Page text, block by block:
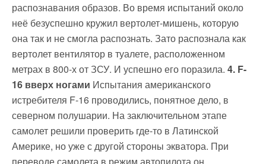
распознавания образов. Во время испытаний около
неё безуспешно кружил вертолет-мишень, которую
она так и не смогла распознать. Зато распознала как
вертолет вентилятор в туалете, расположенном
метрах в 800-х от ЗСУ. И успешно его поразила. 4. F-
16 вверх ногами Испытания американского
истребителя F-16 проводились, понятное дело, в
северном полушарии. На заключительном этапе
самолет решили проверить где-то в Латинской
Америке, но уже с другой стороны экватора. При